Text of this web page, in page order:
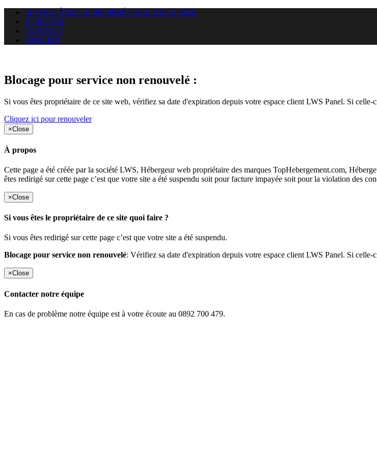
SI VOUS ÊTES LE PROPRIÉTAIRE DE CE SITE
A PROPOS
CONTACT
ENGLISH
Blocage pour service non renouvelé :
Si vous êtes propriétaire de ce site web, vérifiez sa date d'expiration depuis votre espace client LWS Panel. Si
Cliquez ici pour renouveler
×Close
À propos
Cette page a été créée par la société LWS, Hébergeur web propriétaire des marques TopHebergement.com,
êtes redirigé sur cette page c’est que votre site a été suspendu soit pour facture impayée soit pour la violation des
×Close
Si vous êtes le propriétaire de ce site quoi faire ?
Si vous êtes redirigé sur cette page c’est que votre site a été suspendu.
Blocage pour service non renouvelé: Vérifiez sa date d'expiration depuis votre espace client LWS Panel. Si
×Close
Contacter notre équipe
En cas de problème notre équipe est à votre écoute au 0892 700 479.